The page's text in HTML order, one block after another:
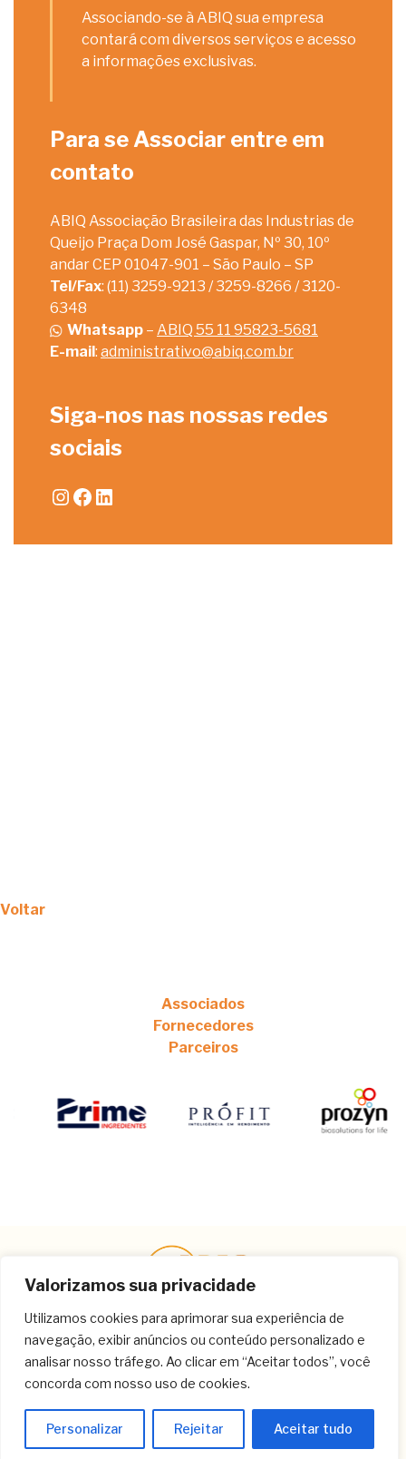
Valorizamos sua privacidade
Utilizamos cookies para aprimorar sua experiência de
navegação, exibir anúncios ou conteúdo personalizado e
analisar nosso tráfego. Ao clicar em “Aceitar todos”, você
concorda com nosso uso de cookies.
Personalizar Rejeitar Aceitar tudo
Associando-se à ABIQ sua empresa
contará com diversos serviços e acesso
a informações exclusivas.
Para se Associar entre em
contato
ABIQ Associação Brasileira das Industrias de
Queijo Praça Dom José Gaspar, Nº 30, 10º
andar CEP 01047-901 – São Paulo – SP
Tel/Fax: (11) 3259-9213 / 3259-8266 / 3120-
6348
Whatsapp – ABIQ 55 11 95823-5681
E-mail: administrativo@abiq.com.br
Siga-nos nas nossas redes
sociais
Instagram
Facebook
LinkedIn
Voltar
Associados
Fornecedores
Parceiros
Contato
(11) 3259-8266